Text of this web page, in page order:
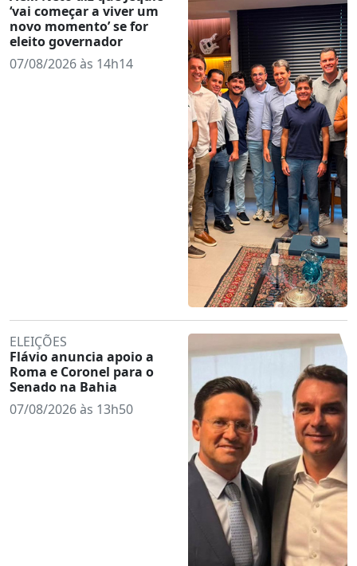
‘vai começar a viver um
novo momento’ se for
eleito governador
07/08/2026 às 14h14
ELEIÇÕES
Flávio anuncia apoio a
Roma e Coronel para o
Senado na Bahia
07/08/2026 às 13h50